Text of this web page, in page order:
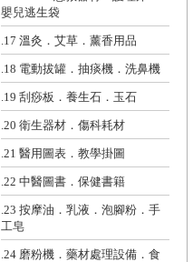
嬰兒逃生袋
.17 溫灸．艾草．薰香用品
.18 電動拔罐．抽痰機．洗鼻機
.19 刮痧板．養生石．玉石
.20 衛生器材．傷科耗材
.21 醫用圖表．教學掛圖
.22 中醫圖書．保健書籍
.23 按摩油．乳液．泡腳粉．手
工皂
.24 磨粉機．藥材處理設備．食